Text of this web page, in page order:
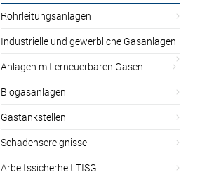
Rohrleitungsanlagen
Industrielle und gewerbliche Gasanlagen
Anlagen mit erneuerbaren Gasen
Biogasanlagen
Gastankstellen
Schadensereignisse
Arbeitssicherheit TISG